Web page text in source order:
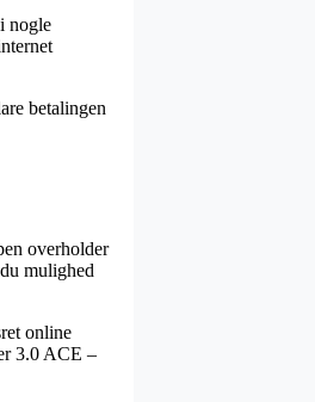
nogle
betalingen
overholder
mulighed
online
3.0 ACE –